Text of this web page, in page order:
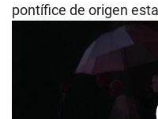
pontífice de origen